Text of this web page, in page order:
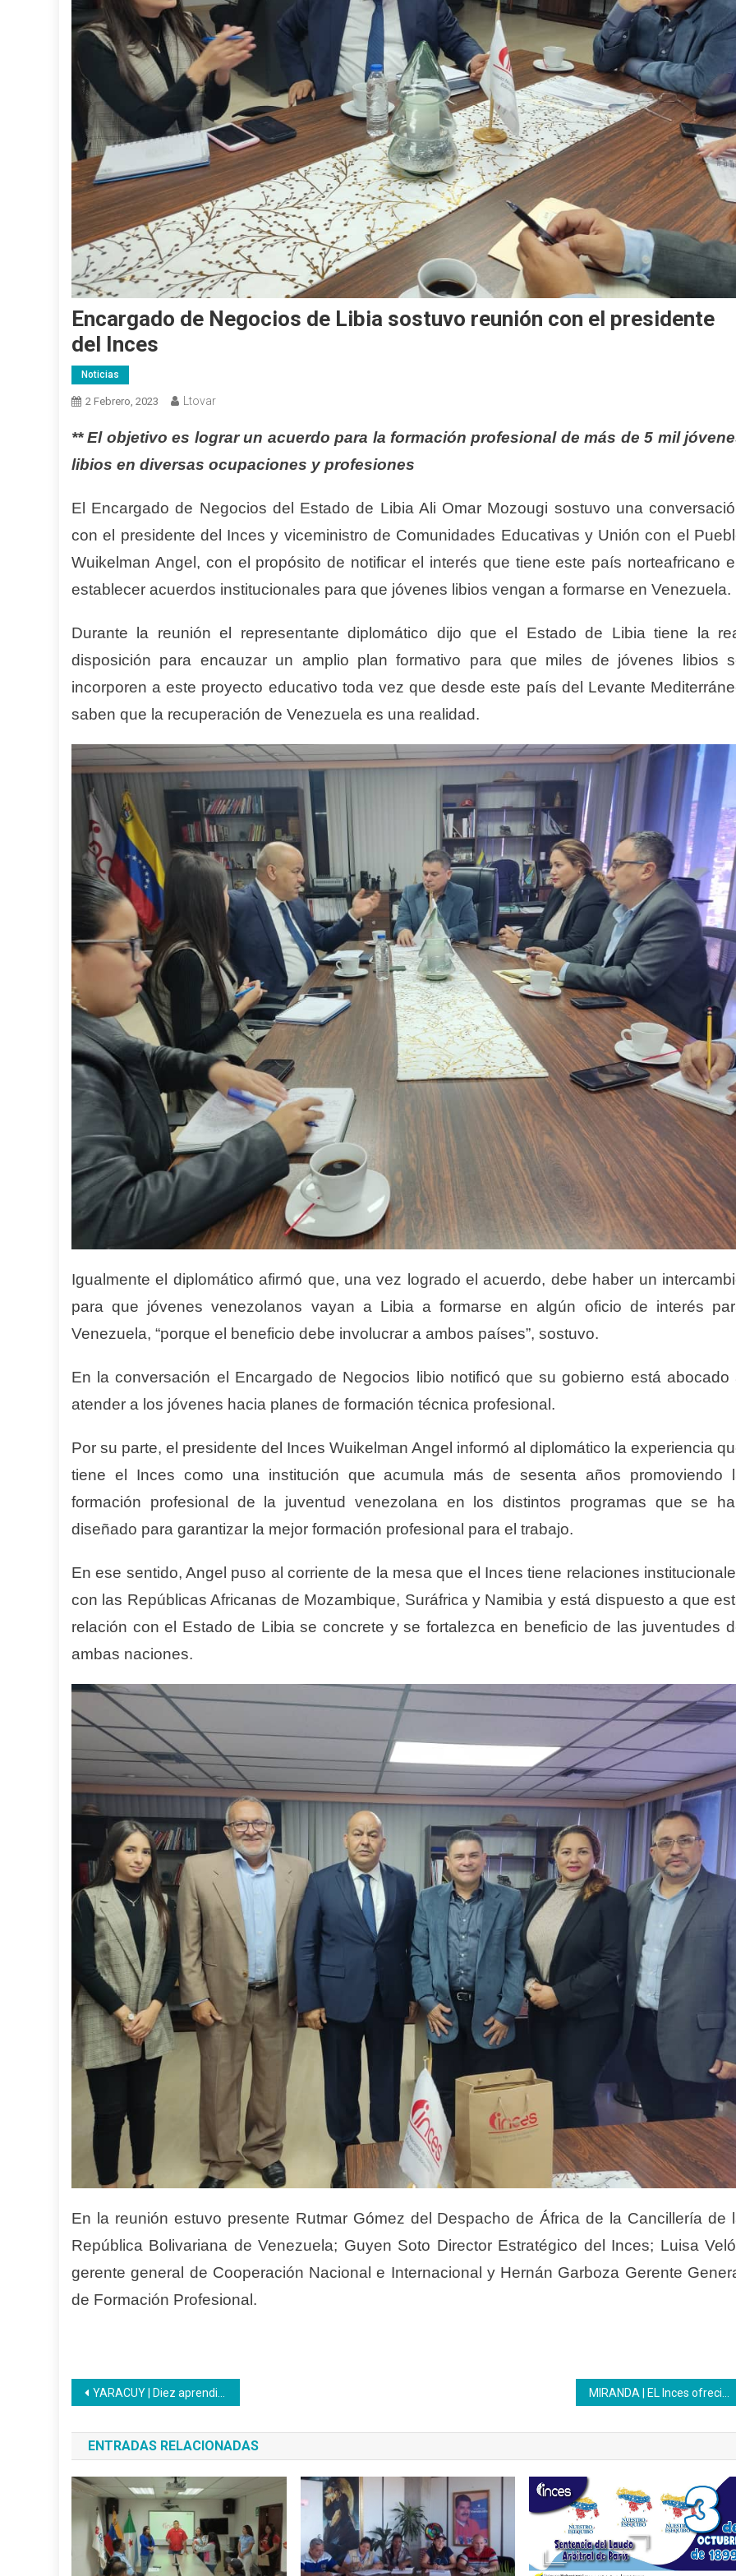
Encargado de Negocios de Libia sostuvo reunión con el presidente
del Inces
Noticias
2 Febrero, 2023 Ltovar
**El objetivo es lograr un acuerdo para la formación profesional de más de 5 mil
libios en diversas ocupaciones y profesiones
El Encargado de Negocios del Estado de Libia Ali Omar Mozougi sostuvo una
con el presidente del Inces y viceministro de Comunidades Educativas y Unión con el
Wuikelman Angel, con el propósito de notificar el interés que tiene este país norteafricano
establecer acuerdos institucionales para que jóvenes libios vengan a formarse en Venezuela.
Durante la reunión el representante diplomático dijo que el Estado de Libia tiene la
disposición para encauzar un amplio plan formativo para que miles de jóvenes libios
incorporen a este proyecto educativo toda vez que desde este país del Levante
saben que la recuperación de Venezuela es una realidad.
Igualmente el diplomático afirmó que, una vez logrado el acuerdo, debe haber un
para que jóvenes venezolanos vayan a Libia a formarse en algún oficio de interés
Venezuela, “porque el beneficio debe involucrar a ambos países”, sostuvo.
En la conversación el Encargado de Negocios libio notificó que su gobierno está abocado
atender a los jóvenes hacia planes de formación técnica profesional.
Por su parte, el presidente del Inces Wuikelman Angel informó al diplomático la experiencia
tiene el Inces como una institución que acumula más de sesenta años promoviendo
formación profesional de la juventud venezolana en los distintos programas que se
diseñado para garantizar la mejor formación profesional para el trabajo.
En ese sentido, Angel puso al corriente de la mesa que el Inces tiene relaciones
con las Repúblicas Africanas de Mozambique, Suráfrica y Namibia y está dispuesto a que
relación con el Estado de Libia se concrete y se fortalezca en beneficio de las juventudes
ambas naciones.
En la reunión estuvo presente Rutmar Gómez del Despacho de África de la Cancillería de
República Bolivariana de Venezuela; Guyen Soto Director Estratégico del Inces; Luisa
gerente general de Cooperación Nacional e Internacional y Hernán Garboza Gerente
de Formación Profesional.
Navegación
de
entradas
YARACUY | Diez aprendices recibieron certificado en procesamiento de grano de maíz
ENTRADAS RELACIONADAS